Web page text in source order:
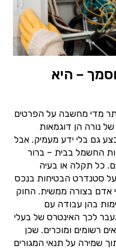
– היא
מדי מחשבה על הפרטים
נורה הן דוגמאות
גם בלי ידע מעמיק. אבל
החשמל בבית – ברור
כל תקלה או בעיה
סטנדרט הבטיחות בנכס
אדם בצורה ממשית. החוק
בהן עבודה עם
לכך האינטרס של בעלי
רשומים ומוכרים. שכן
שמירה על תנאי המגורים